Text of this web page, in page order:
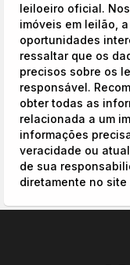
leiloeiro oficial.
imóveis em leilão,
oportunidades
ressaltar que os
precisos sobre os
responsável.
obter todas as
relacionada a um
informações
veracidade ou
de sua
diretamente no